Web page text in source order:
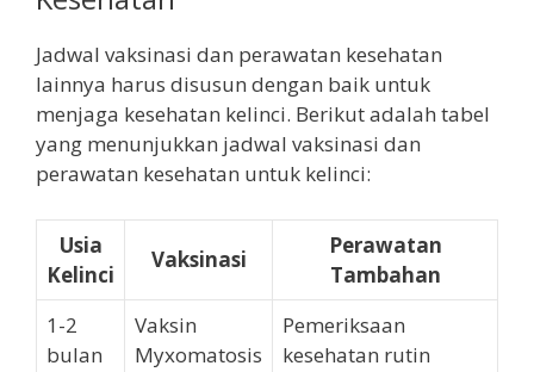
Jadwal vaksinasi dan perawatan kesehatan
lainnya harus disusun dengan baik untuk
menjaga kesehatan kelinci. Berikut adalah tabel
yang menunjukkan jadwal vaksinasi dan
perawatan kesehatan untuk kelinci:
Usia
Kelinci
Vaksinasi
Perawatan
Tambahan
1-2
bulan
Vaksin
Myxomatosis
Pemeriksaan
kesehatan rutin